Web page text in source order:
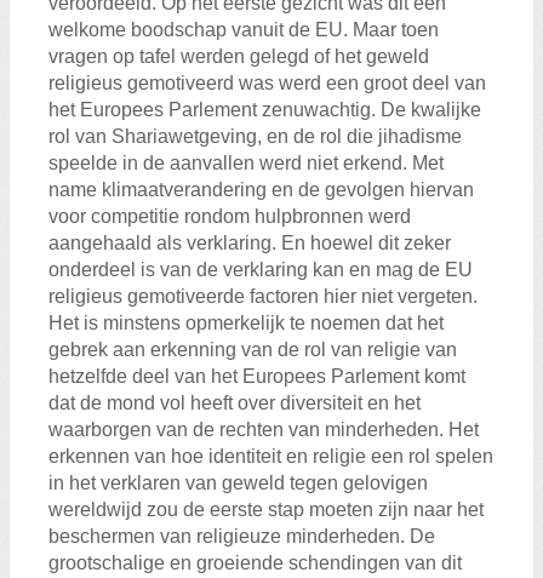
welkome boodschap vanuit de EU. Maar toen
vragen op tafel werden gelegd of het geweld
religieus gemotiveerd was werd een groot deel van
het Europees Parlement zenuwachtig. De kwalijke
rol van Shariawetgeving, en de rol die jihadisme
speelde in de aanvallen werd niet erkend. Met
name klimaatverandering en de gevolgen hiervan
voor competitie rondom hulpbronnen werd
aangehaald als verklaring. En hoewel dit zeker
onderdeel is van de verklaring kan en mag de EU
religieus gemotiveerde factoren hier niet vergeten.
Het is minstens opmerkelijk te noemen dat het
gebrek aan erkenning van de rol van religie van
hetzelfde deel van het Europees Parlement komt
dat de mond vol heeft over diversiteit en het
waarborgen van de rechten van minderheden. Het
erkennen van hoe identiteit en religie een rol spelen
in het verklaren van geweld tegen gelovigen
wereldwijd zou de eerste stap moeten zijn naar het
beschermen van religieuze minderheden. De
grootschalige en groeiende schendingen van dit